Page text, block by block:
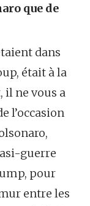
que de
dans
était à la
il ne vous a
l’occasion
guerre
pour
entre les